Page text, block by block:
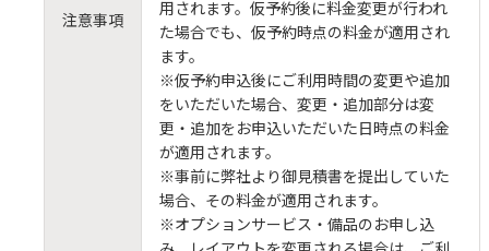
注意事項
用されます。仮予約後に料金変更が行われ
た場合でも、仮予約時点の料金が適用され
ます。
※仮予約申込後にご利用時間の変更や追加
をいただいた場合、変更・追加部分は変
更・追加をお申込いただいた日時点の料金
が適用されます。
※事前に弊社より御見積書を提出していた
場合、その料金が適用されます。
※オプションサービス・備品のお申し込